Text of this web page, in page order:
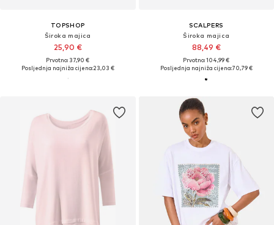
TOPSHOP
Široka majica
25,90 €
Prvotno: 37,90 €
Posljednja najniža cijena:23,03 €
SCALPERS
Široka majica
88,49 €
Prvotno: 104,99 €
Posljednja najniža cijena:70,79 €